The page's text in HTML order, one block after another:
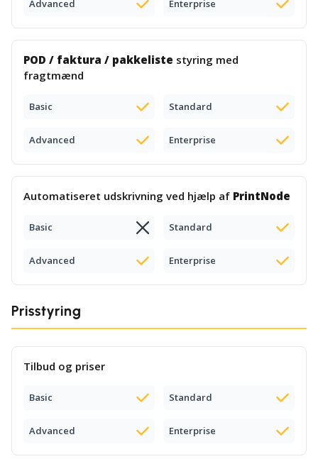
Advanced Enterprise
POD / faktura / pakkeliste styring med
fragtmænd
Basic Standard
Advanced Enterprise
Automatiseret udskrivning ved hjælp af PrintNode
Basic Standard
Advanced Enterprise
Prisstyring
Tilbud og priser
Basic Standard
Advanced Enterprise